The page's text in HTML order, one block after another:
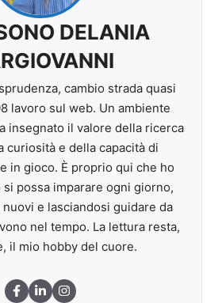
DELANIA
cambio strada quasi
lavoro sul web. Un ambiente
insegnato il valore della ricerca
curiosità e della capacità di
in gioco. È proprio qui che ho
possa imparare ogni giorno,
e lasciandosi guidare da
nel tempo. La lettura resta,
il mio hobby del cuore.